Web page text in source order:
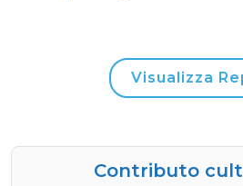
Visualizza
Contributo